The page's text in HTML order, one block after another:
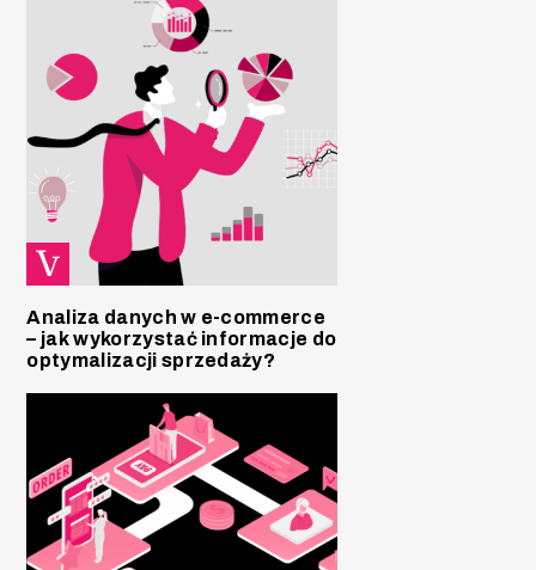
Analiza danych w e-commerce
– jak wykorzystać informacje do
optymalizacji sprzedaży?